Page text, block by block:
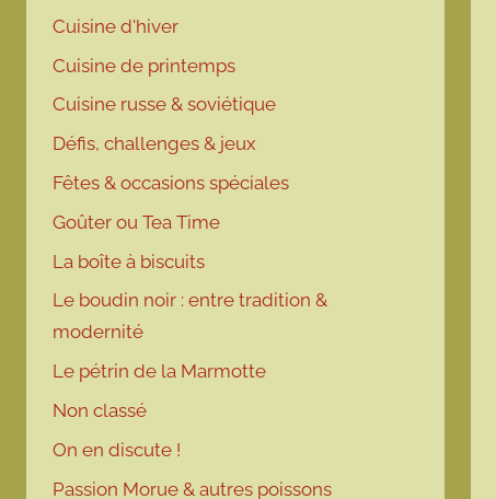
Cuisine d'hiver
Cuisine de printemps
Cuisine russe & soviétique
Défis, challenges & jeux
Fêtes & occasions spéciales
Goûter ou Tea Time
La boîte à biscuits
Le boudin noir : entre tradition &
modernité
Le pétrin de la Marmotte
Non classé
On en discute !
Passion Morue & autres poissons